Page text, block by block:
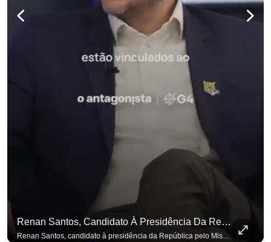
Renan Santos, Candidato À Presidência Da República Pelo Missão, Defende Aplicar Reformas Fiscais
Renan Santos, candidato à presidência da República pelo Missão, defende aplicar reformas fiscais impopulares para conter aumento incontrolado dos gastos e dívida pública, garantindo que essas medidas afetarão positivamente o ambiente econômico no Brasil. Se você busca informação com credibilidade, inscreva-se agora e ative o